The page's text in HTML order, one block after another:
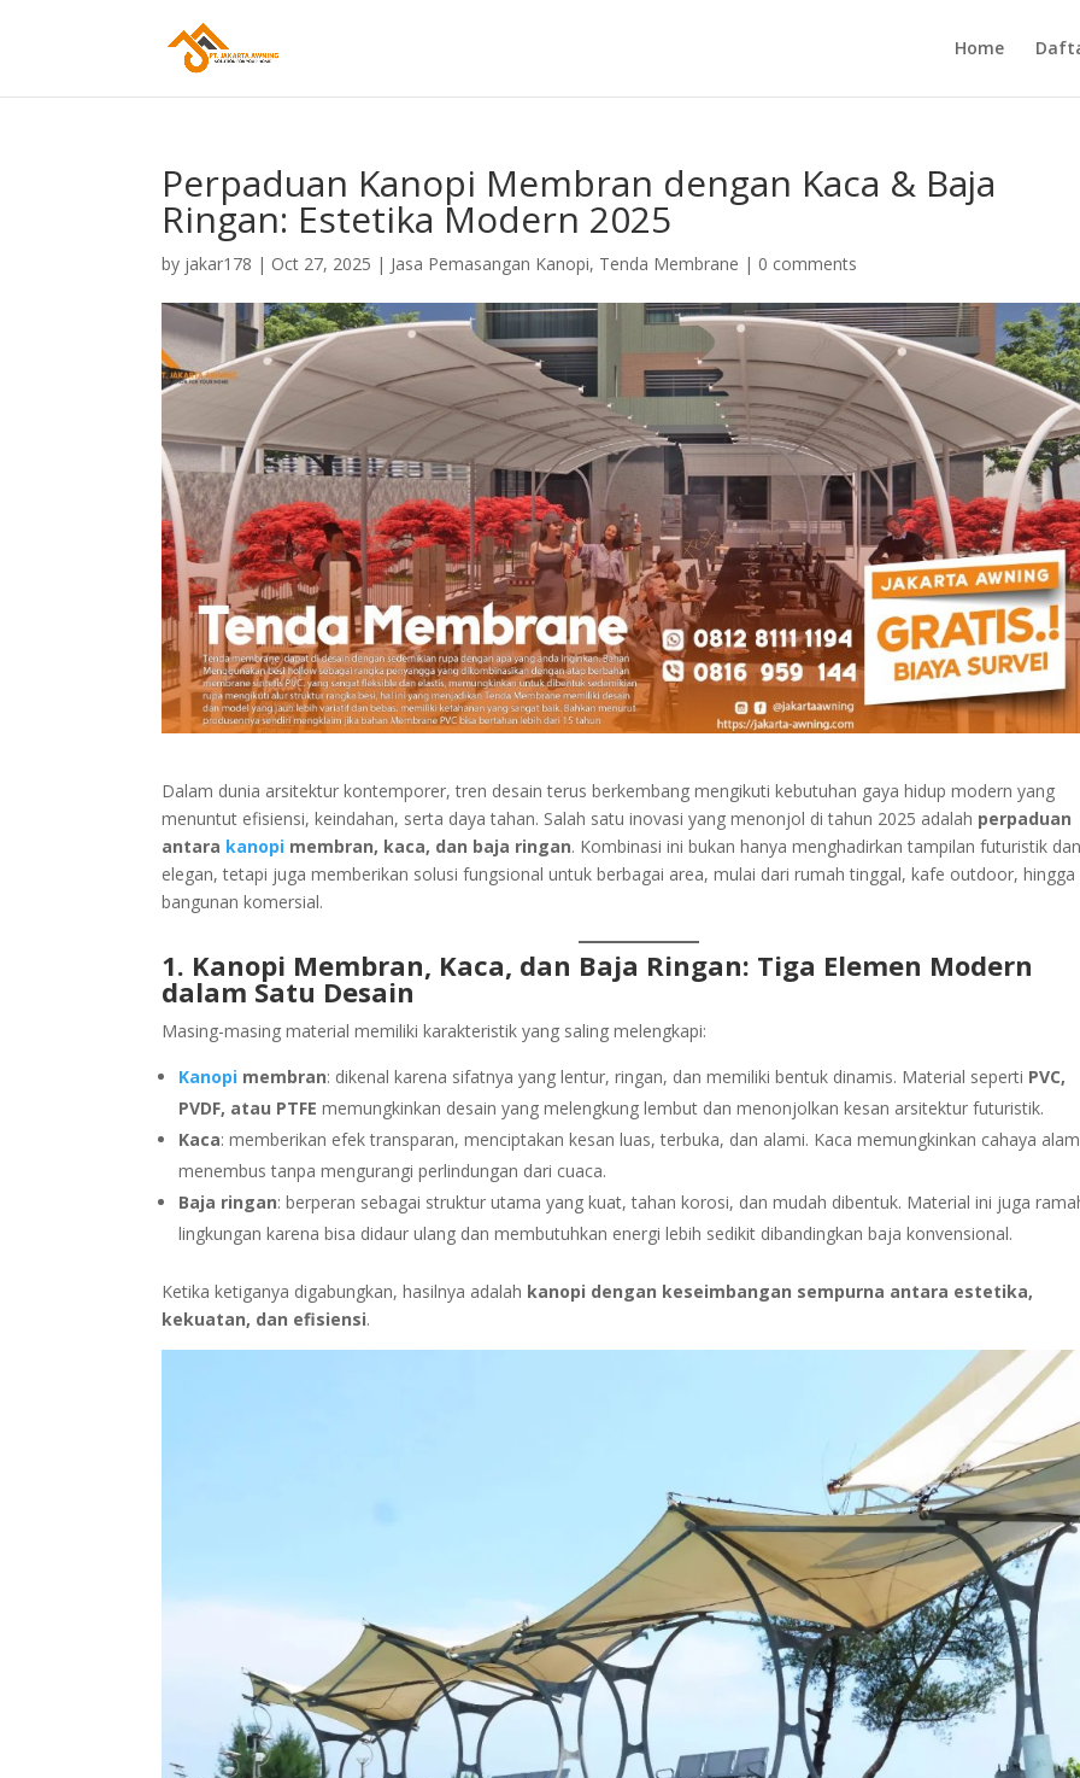
Home
Perpaduan Kanopi Membran dengan Kaca & Baja
Ringan: Estetika Modern 2025
by jakar178 | Oct 27, 2025 | Jasa Pemasangan Kanopi, Tenda Membrane | 0 comments
Dalam dunia arsitektur kontemporer, tren desain terus berkembang mengikuti kebutuhan gaya hidup modern yang
menuntut efisiensi, keindahan, serta daya tahan. Salah satu inovasi yang menonjol di tahun 2025 adalah perpaduan
antara kanopi membran, kaca, dan baja ringan. Kombinasi ini bukan hanya menghadirkan tampilan futuristik
elegan, tetapi juga memberikan solusi fungsional untuk berbagai area, mulai dari rumah tinggal, kafe outdoor, hingga
bangunan komersial.
1. Kanopi Membran, Kaca, dan Baja Ringan: Tiga Elemen Modern
dalam Satu Desain
Masing-masing material memiliki karakteristik yang saling melengkapi:
Kanopi membran: dikenal karena sifatnya yang lentur, ringan, dan memiliki bentuk dinamis. Material seperti PVC,
PVDF, atau PTFE memungkinkan desain yang melengkung lembut dan menonjolkan kesan arsitektur futuristik.
Kaca: memberikan efek transparan, menciptakan kesan luas, terbuka, dan alami. Kaca memungkinkan cahaya
menembus tanpa mengurangi perlindungan dari cuaca.
Baja ringan: berperan sebagai struktur utama yang kuat, tahan korosi, dan mudah dibentuk. Material ini juga
lingkungan karena bisa didaur ulang dan membutuhkan energi lebih sedikit dibandingkan baja konvensional.
Ketika ketiganya digabungkan, hasilnya adalah kanopi dengan keseimbangan sempurna antara estetika,
kekuatan, dan efisiensi.